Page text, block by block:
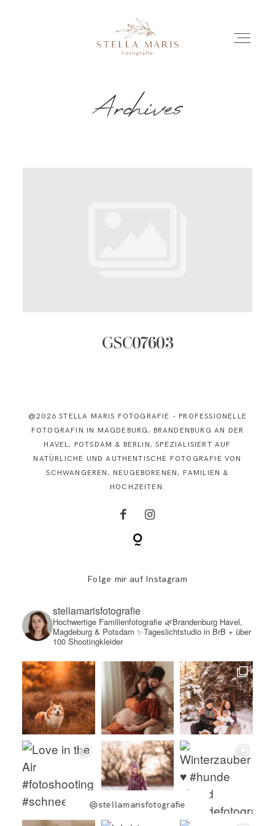
EINBLICKE
Archives
GSC07603
@2026 STELLA MARIS FOTOGRAFIE - PROFESSIONELLE
FOTOGRAFIN IN MAGDEBURG, BRANDENBURG AN DER
HAVEL, POTSDAM & BERLIN, SPEZIALISIERT AUF
NATÜRLICHE UND AUTHENTISCHE FOTOGRAFIE VON
SCHWANGEREN, NEUGEBORENEN, FAMILIEN &
HOCHZEITEN.
Folge mir auf Instagram
@stellamarisfotografie
stellamarisfotografie
Hochwertige Familienfotografie🌿Brandenburg Havel,
Magdeburg & Potsdam ✨Tageslichtstudio in BrB + über
100 Shootingkleider